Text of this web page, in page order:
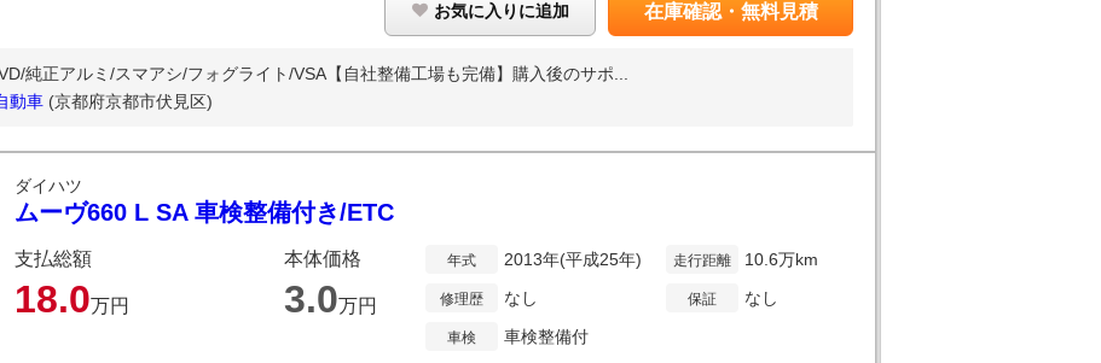
お気に入りに追加 在庫確認・無料見積
純正アルミ/スマアシ/フォグライト/VSA【自社整備工場も完備】購入後のサポ...
動車 (京都府京都市伏見区)
ダイハツ
ムーヴ660 L SA 車検整備付き/ETC
支払総額
18.0万円
本体価格
3.0万円
年式 2013年(平成25年)
修理歴 なし
車検 車検整備付
走行距離 10.6万km
保証 なし